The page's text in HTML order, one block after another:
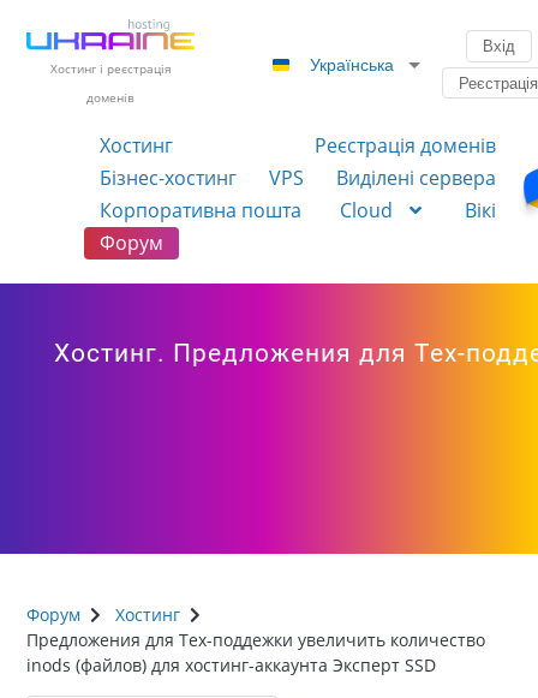
Хостинг і реєстрація
доменів
Українська
Вхід
Реєстрація
Хостинг
Реєстрація доменів
Бізнес-хостинг
VPS
Виділені сервера
Корпоративна пошта
Cloud
Вікі
Форум
Хостинг. Предложения для Тех-
Форум
Хостинг
Предложения для Тех-поддежки увеличить количество
inods (файлов) для хостинг-аккаунта Эксперт SSD